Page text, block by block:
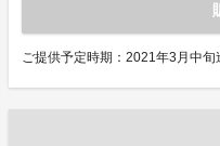
ご提供予定時期：2021年3月中旬